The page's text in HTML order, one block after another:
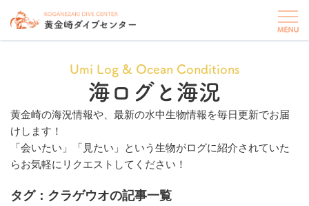
Umi Log & Ocean Conditions
海ログと海況
黄金崎の海況情報や、最新の水中生物情報を毎日更新でお届
けします！
「会いたい」「見たい」という生物がログに紹介されていた
らお気軽にリクエストしてください！
タグ：クラゲウオの記事一覧